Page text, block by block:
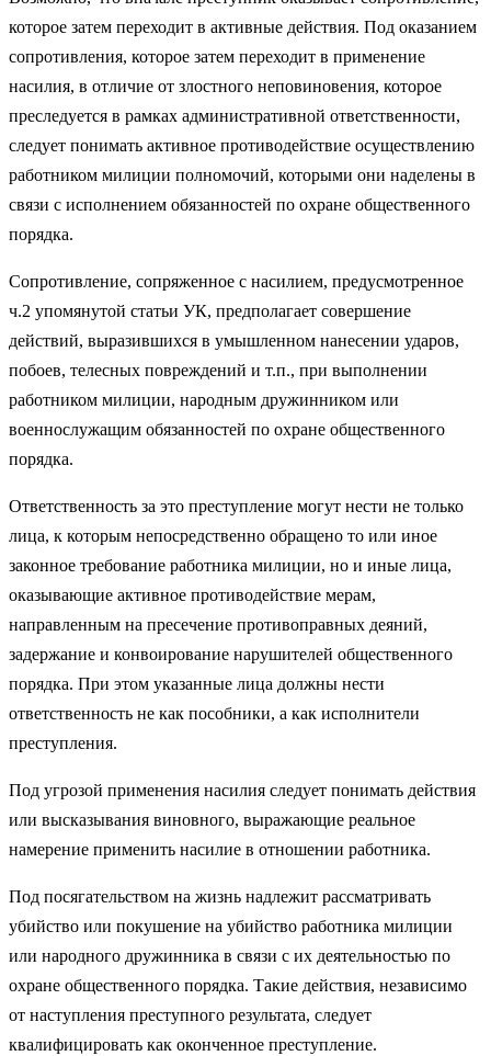
которое затем переходит в активные действия. Под оказанием
сопротивления, которое затем переходит в применение
насилия, в отличие от злостного неповиновения, которое
преследуется в рамках административной ответственности,
следует понимать активное противодействие осуществлению
работником милиции полномочий, которыми они наделены в
связи с исполнением обязанностей по охране общественного
порядка.
Сопротивление, сопряженное с насилием, предусмотренное
ч.2 упомянутой статьи УК, предполагает совершение
действий, выразившихся в умышленном нанесении ударов,
побоев, телесных повреждений и т.п., при выполнении
работником милиции, народным дружинником или
военнослужащим обязанностей по охране общественного
порядка.
Ответственность за это преступление могут нести не только
лица, к которым непосредственно обращено то или иное
законное требование работника милиции, но и иные лица,
оказывающие активное противодействие мерам,
направленным на пресечение противоправных деяний,
задержание и конвоирование нарушителей общественного
порядка. При этом указанные лица должны нести
ответственность не как пособники, а как исполнители
преступления.
Под угрозой применения насилия следует понимать действия
или высказывания виновного, выражающие реальное
намерение применить насилие в отношении работника.
Под посягательством на жизнь надлежит рассматривать
убийство или покушение на убийство работника милиции
или народного дружинника в связи с их деятельностью по
охране общественного порядка. Такие действия, независимо
от наступления преступного результата, следует
квалифицировать как оконченное преступление.